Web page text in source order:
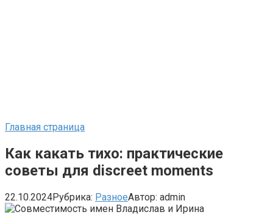
Главная страница
Как какать тихо: практические
советы для discreet moments
22.10.2024Рубрика: РазноеАвтор: admin